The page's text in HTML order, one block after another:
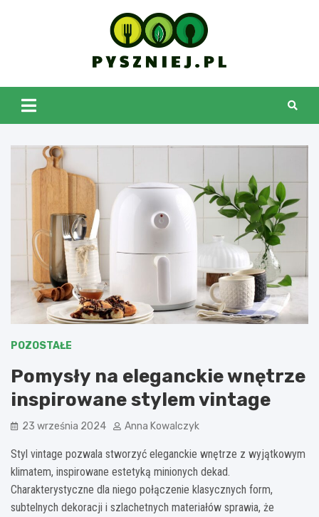
pyszniej.pl
POZOSTAŁE
Pomysły na eleganckie wnętrze
inspirowane stylem vintage
23 września 2024 Anna Kowalczyk
Styl vintage pozwala stworzyć eleganckie wnętrze z wyjątkowym
klimatem, inspirowane estetyką minionych dekad.
Charakterystyczne dla niego połączenie klasycznych form,
subtelnych dekoracji i szlachetnych materiałów sprawia, że